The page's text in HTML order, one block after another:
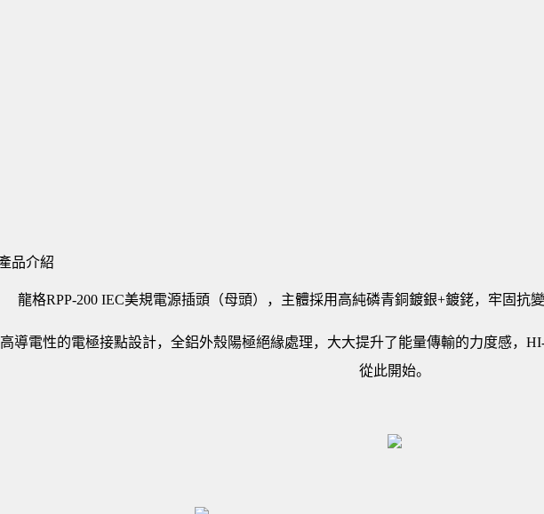
品介紹
龍格RPP-200 IEC美規電源插頭（母頭），主體採用高純磷青銅鍍銀+鍍銠，牢固抗
高導電性的電極接點設計，全鋁外殼陽極絕緣處理，大大提升了能量傳輸的力度感，
從此開始。